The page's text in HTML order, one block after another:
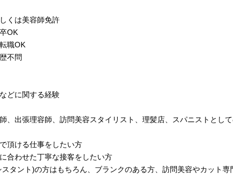
くは美容師免許
OK
職OK
不問
どに関する経験
、出張理容師、訪問美容スタイリスト、理髪店、スパニストとし
頂ける仕事をしたい方
合わせた丁寧な接客をしたい方
タント)の方はもちろん、ブランクのある方、訪問美容やカット